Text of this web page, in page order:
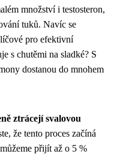
množství i testosteron,
tuků. Navíc se
pro efektivní
s chutěmi na sladké? S
dostanou do mnohem
ztrácejí svalovou
že tento proces začíná
přijít až o 5 %